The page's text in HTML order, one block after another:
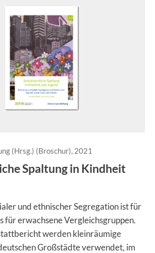
(Hrsg.) (Broschur), 2021
Spaltung in Kindheit
und ethnischer Segregation ist für
für erwachsene Vergleichsgruppen.
werden kleinräumige
Großstädte verwendet, im